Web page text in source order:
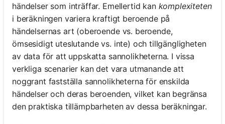
händelser som inträffar. Emellertid kan komplexiteten
i beräkningen variera kraftigt beroende på
händelsernas art (oberoende vs. beroende,
ömsesidigt uteslutande vs. inte) och tillgängligheten
av data för att uppskatta sannolikheterna. I vissa
verkliga scenarier kan det vara utmanande att
noggrant fastställa sannolikheterna för enskilda
händelser och deras beroenden, vilket kan begränsa
den praktiska tillämpbarheten av dessa beräkningar.